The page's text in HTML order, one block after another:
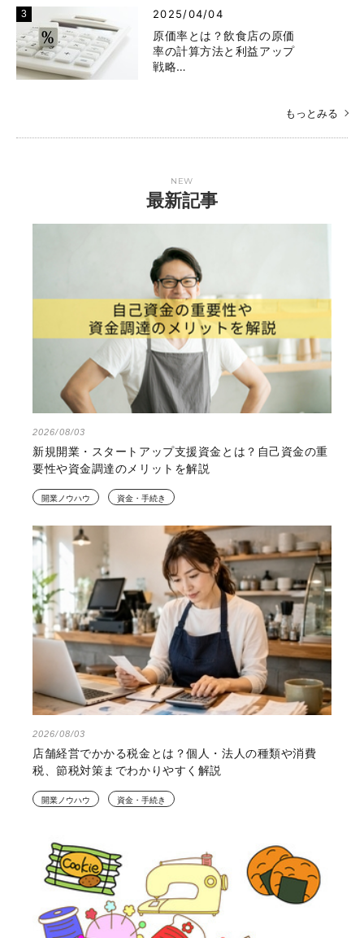
2025/04/04
原価率とは？飲食店の原価
率の計算方法と利益アップ
戦略…
もっとみる
NEW
最新記事
2026/08/03
新規開業・スタートアップ支援資金とは？自己資金の重
要性や資金調達のメリットを解説
開業ノウハウ 資金・手続き
2026/08/03
店舗経営でかかる税金とは？個人・法人の種類や消費
税、節税対策までわかりやすく解説
開業ノウハウ 資金・手続き